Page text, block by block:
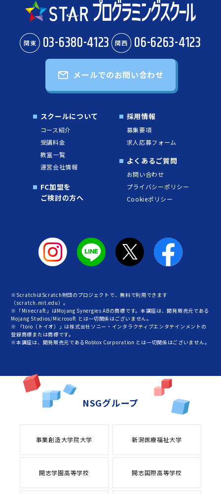
関東 03-6380-4123 関西 06-6263-4123
メールでのお問い合わせ
スクールについて
コース紹介
受講料金
教室一覧
運営会社情報
FC加盟を
ご検討の方へ
採用情報
募集要項
求人応募フォーム
よくあるご質問
お問い合わせ
プライバシーポリシー
Cookieポリシー
※ScratchはScratch財団のプロジェクトで、無料で利用できます
（scratch.mit.edu）。
※「Minecraft」はMojang Synergies ABの商標です。本講座は、開発販売元である
Mojang Studios/Microsoft とは一切関係はございません。
※ 「toio（トイオ）」は株式会社ソニー・インタラクティブエンタテインメントの
登録商標または商標です。
※本講座は、開発販売元であるRoblox Corporation とは一切関係はございません。
NSGグループ
事業創造大学院大学 新潟医療福祉大学
開志学園高等学校 開志国際高等学校